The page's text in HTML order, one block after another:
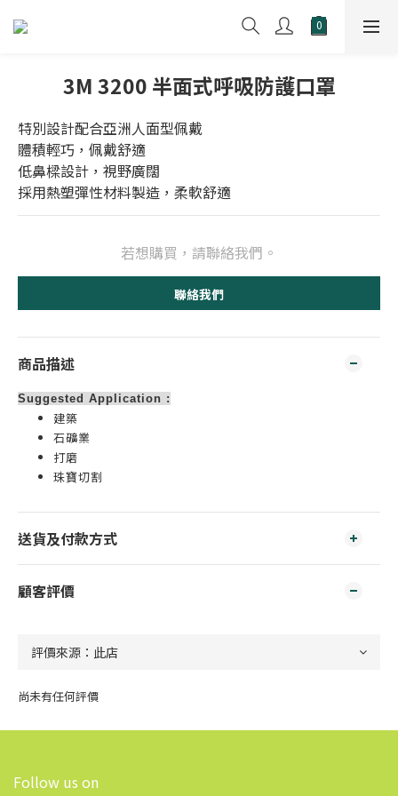
3M 3200 半面式呼吸防護口罩
特別設計配合亞洲人面型佩戴
體積輕巧，佩戴舒適
低鼻樑設計，視野廣闊
採用熱塑彈性材料製造，柔軟舒適
若想購買，請聯絡我們。
聯絡我們
商品描述
Suggested Application :
建築
石礦業
打磨
珠寶切割
送貨及付款方式
顧客評價
尚未有任何評價
Follow us on